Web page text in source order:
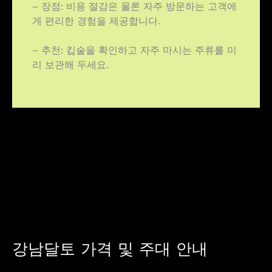
– 장점: 비용 절감은 물론 자주 방문하는 고객에
게 편리한 경험을 제공합니다.
– 추천: 킵술을 확인하고 자주 마시는 주류를 미
리 보관해 두세요.
강남달토 가격 및 주대 안내